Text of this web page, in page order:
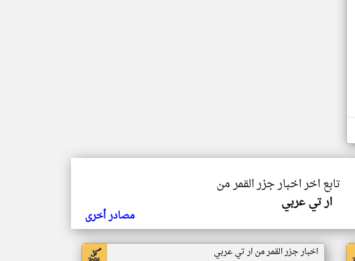
تابع اخر اخبار جزر القمر من
ار تي عربي
مصادر أخرى
اخبار جزر القمر من ار تي عربي